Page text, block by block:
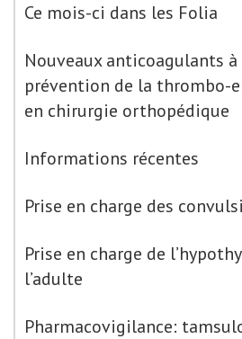
Ce mois-ci dans les Folia
Nouveaux anticoagulants à
prévention de la thrombo-
en chirurgie orthopédique
Informations récentes
Prise en charge des
Prise en charge de
l’adulte
Pharmacovigilance: